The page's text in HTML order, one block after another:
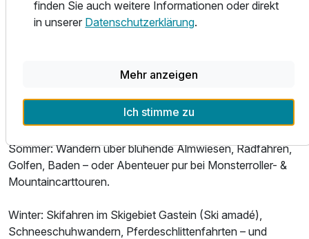
Ausstattung
vom Sonnendeck.
Sommer wie Winter ein Paradies:
Sommer: Wandern über blühende Almwiesen, Radfahren,
Golfen, Baden – oder Abenteuer pur bei Monsterroller- &
Mountaincarttouren.
Winter: Skifahren im Skigebiet Gastein (Ski amadé),
Schneeschuhwandern, Pferdeschlittenfahrten – und
finden Sie auch weitere Informationen oder direkt
in unserer Datenschutzerklärung.
Mehr anzeigen
Ich stimme zu